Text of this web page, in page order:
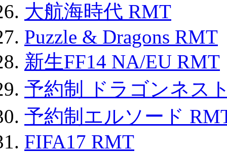
大航海時代 RMT
Puzzle & Dragons RMT
新生FF14 NA/EU RMT
予約制 ドラゴンネス
予約制エルソード
FIFA17 RMT